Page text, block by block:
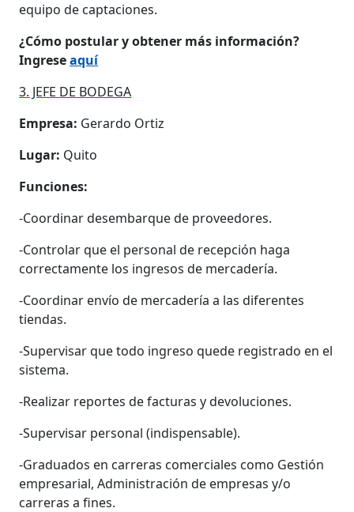
equipo de captaciones.
¿Cómo postular y obtener más información?
Ingreseaquí
3. JEFE DE BODEGA
Empresa: Gerardo Ortiz
Lugar: Quito
Funciones:
-Coordinar desembarque de proveedores.
-Controlar que el personal de recepción haga
correctamente los ingresos de mercadería.
-Coordinar envío de mercadería a las diferentes
tiendas.
-Supervisar que todo ingreso quede registrado en el
sistema.
-Realizar reportes de facturas y devoluciones.
-Supervisar personal (indispensable).
-Graduados en carreras comerciales como Gestión
empresarial, Administración de empresas y/o
carreras a fines.